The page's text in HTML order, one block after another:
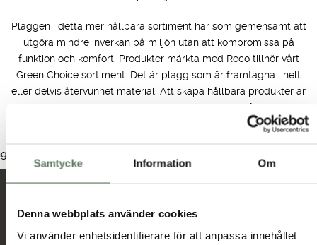
Samtycke Information Om
Denna webbplats använder cookies
Vi använder enhetsidentifierare för att anpassa innehållet
Plaggen i detta mer hållbara sortiment har som gemensamt att
utgöra mindre inverkan på miljön utan att kompromissa på
funktion och komfort. Produkter märkta med Reco tillhör vårt
Green Choice sortiment. Det är plagg som är framtagna i helt
eller delvis återvunnet material. Att skapa hållbara produkter är
en spännande och inspirerande process, där slutmålet givetvis
är att hela Tuxers sortiment ska vara av en grönare karaktär.
produkter hittades som motsvarar ditt val.